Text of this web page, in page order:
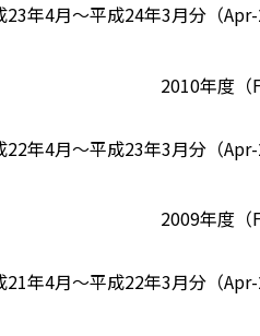
23年4月～平成24年3月分（Apr-
2010年度（
22年4月～平成23年3月分（Apr-
2009年度（
21年4月～平成22年3月分（Apr-